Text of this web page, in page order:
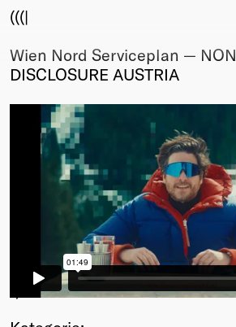
(((|
About
Club
Sponsors
Fair Work
Upcoming
Membership
Info
Wien Nord Serviceplan — NON
DISCLOSURE AUSTRIA